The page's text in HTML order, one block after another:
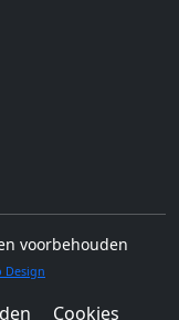
voorbehouden
Design
Cookies